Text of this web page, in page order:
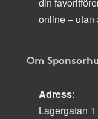
online – utan
Om
Adress:
Lagergatan